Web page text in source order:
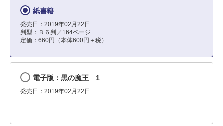
紙書籍
発売日：2019年02月22日
判型：Ｂ６判／164ページ
定価：660円（本体600円＋税）
電子版：黒の魔王 1
発売日：2019年02月22日